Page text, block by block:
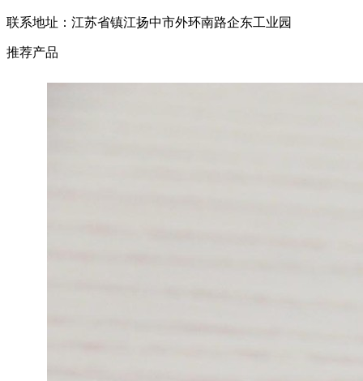
联系地址：江苏省镇江扬中市外环南路企东工业园
推荐产品